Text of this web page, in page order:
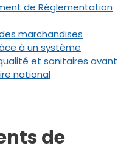
de Réglementation
marchandises
à un système
et sanitaires avant
national
de